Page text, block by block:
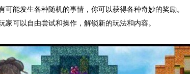
可能发生各种随机的事情，你可以获得各种奇妙的奖励。
家可以自由尝试和操作，解锁新的玩法和内容。